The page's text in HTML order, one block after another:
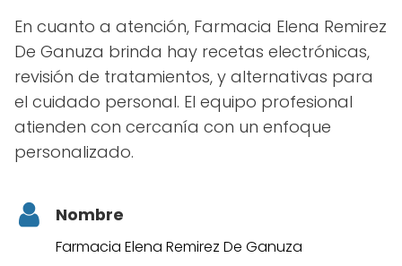
En cuanto a atención, Farmacia Elena Remirez
De Ganuza brinda hay recetas electrónicas,
revisión de tratamientos, y alternativas para
el cuidado personal. El equipo profesional
atienden con cercanía con un enfoque
personalizado.
Nombre
Farmacia Elena Remirez De Ganuza